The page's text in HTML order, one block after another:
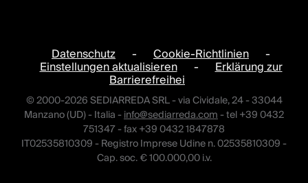
Datenschutz - Cookie-Richtlinien -
Einstellungen aktualisieren - Erklärung zur
Barrierefreihei
© 2000-2026 SEDIARREDA SRL - via Cividale, 24 - 33044
Manzano (UD) - Italia -info@sediarreda.com- tel +39 0432
751347 - fax +39 0432 1847878
IT02535810309 - Registro Imprese Udine n. 02535810309 -
Cap. soc. € 100.000,00 i.v.